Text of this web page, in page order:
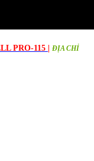
PRO-115
ĐỊA CHỈ